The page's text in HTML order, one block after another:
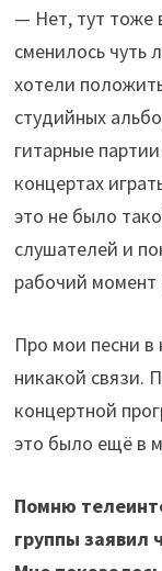
— Нет, тут тоже
сменилось чуть
хотели
студийных
гитарные
концертах
это не было
слушателей и
рабочий момент
Про мои песни
никакой связи.
концертной
это было ещё в
Помню
группы заявил